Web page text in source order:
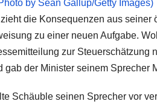
die Konsequenzen aus seiner
zu einer neuen Aufgabe.
zur Steuerschätzung
der Minister seinem Sprecher
Schäuble seinen Sprecher vor